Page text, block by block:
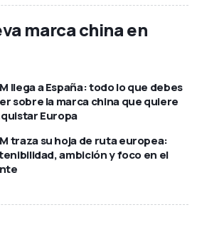
marca china en
llega a España: todo lo que debes
sobre la marca china que quiere
Europa
traza su hoja de ruta europea:
ambición y foco en el